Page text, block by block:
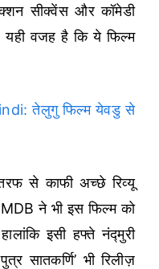
सीक्वेंस और कॉमेडी
यही वजह है कि ये फिल्म
तेलुगु फिल्म येवडु से
से काफी अच्छे रिव्यू
ने भी इस फिल्म को
इसी हफ्ते नंद्मुरी
सातकर्णि’ भी रिलीज़